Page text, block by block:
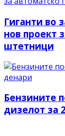
Гиганти во
нов проект
штетници
Бензините
дизелот за